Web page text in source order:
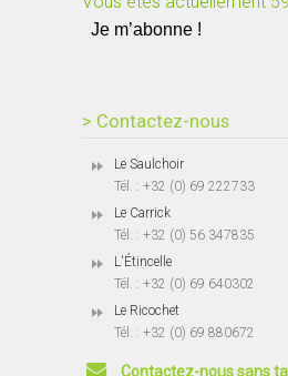
> Contactez-nous
Le Saulchoir
Tél. : +32 (0) 69 222733
Le Carrick
Tél. : +32 (0) 56 347835
L'Étincelle
Tél. : +32 (0) 69 640302
Le Ricochet
Tél. : +32 (0) 69 880672
Contactez-nous sans